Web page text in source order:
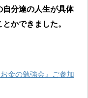
分達の人生が具体
かできました。
金の勉強会』ご参加